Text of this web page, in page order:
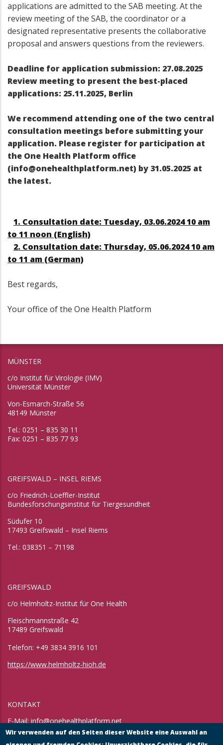
applications are admitted to the SAB meeting. At the
review meeting of the SAB, the coordinator or a
designated representative presents the collaborative
proposal and answers questions from the reviewers.
Deadline for application submission: 27.08.2025
Review meeting to present the best-placed
applications: 25.11.2025, Berlin
We recommend attending one of the two central
consultation meetings before submitting your
application. Please register for participation at
the One Health Platform office
(info@onehealthplatform.net) by 31.05.2025 at
the latest.
1. Consultation date: Tuesday, 03.06.2024 10 am
to 11 noon (English)
2. Consultation date: Thursday, 05.06.2024 10 am
to 11 am (German)
Best regards,
Your office of the One Health Platform
MÜNSTER
c/o Institut für Virologie (IMV)
Universität Münster
Von-Esmarch-Straße 56
48149 Münster
Tel.: 0251 – 835 30 11
Fax: 0251 – 835 77 93
GREIFSWALD – INSEL RIEMS
c/o Friedrich-Loeffler-Institut
Bundesforschungsinstitut für Tiergesundheit
Südufer 10
17493 Greifswald – Insel Riems
Tel.: 038351 – 71198
GREIFSWALD
c/o Helmholtz-Institut für One Health
Fleischmannstraße 42
17489 Greifswald
Telefon: +49 3834 3916 101
https://www.helmholtz-hioh.de
KONTAKT
E-Mail:info@onehealthplatform.net
Website: in Kürze
Wir verwenden auf den Seiten dieser Website eine Auswahl an